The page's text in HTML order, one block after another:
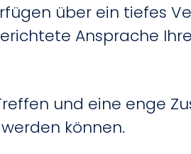
über ein tiefes
Ansprache
und eine enge
können.